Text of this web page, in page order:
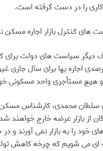
را در دست گرفته است.
های کنترل بازار اجاره مسکن
دیگر سیاست های دولت برای
درصدی اجاره بها برای سال
هیچ مستأجری واحد مسکونی
محمدی، کارشناس مسکن
از بازار عرضه خارج خواهند
خود را به بازار نمی آورند
ای می شویم که چرخه کاهش